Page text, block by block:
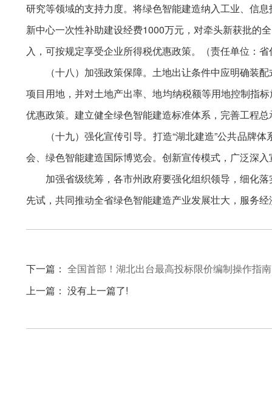
研究等领域的支持力度。将绿色智能建造纳入工业、信
新中心一次性补助建设经费1000万元，对牵头新获批的
入，可按规定享受企业所得税优惠政策。（责任单位：
（十八）加强政策保障。土地出让条件中应明确装
项目用地，并对土地产出率、地均纳税额等用地控制指
优惠政策。建立健全绿色智能建造标准体系，完善工程
（十九）强化宣传引导。打造“湖北建造”公共品
会、绿色智能建造国际博览会。创新宣传模式，广泛深
加强省级统筹，各市州政府要强化组织领导，细化
先试，共同推动全省绿色智能建造产业发展壮大，服务
下一篇： 全国首部！湖北出台最高投标限价编制操作指南
上一篇： 没有上一篇了!